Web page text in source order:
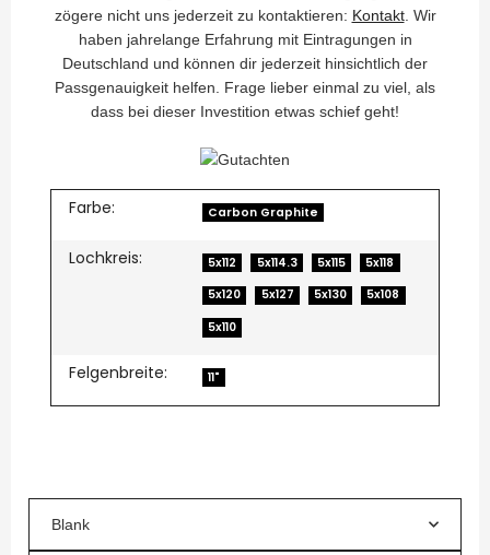
zögere nicht uns jederzeit zu kontaktieren: Kontakt. Wir
haben jahrelange Erfahrung mit Eintragungen in
Deutschland und können dir jederzeit hinsichtlich der
Passgenauigkeit helfen. Frage lieber einmal zu viel, als
dass bei dieser Investition etwas schief geht!
Farbe: Carbon Graphite
Lochkreis: 5x112 5x114.3 5x115
5x118
5x120
5x127 5x130
5x108
5x110
Felgenbreite: 11"
Blank